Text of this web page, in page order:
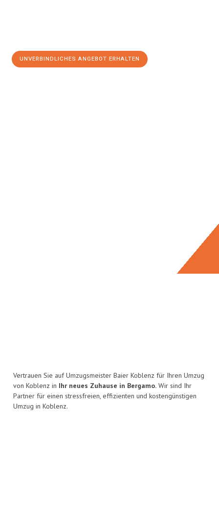
UNVERBINDLICHES ANGEBOT ERHALTEN
Vertrauen Sie auf Umzugsmeister Baier Koblenz für Ihren Umzug
von Koblenz in Ihr neues Zuhause in Bergamo. Wir sind Ihr
Partner für einen stressfreien, effizienten und kostengünstigen
Umzug in Koblenz.